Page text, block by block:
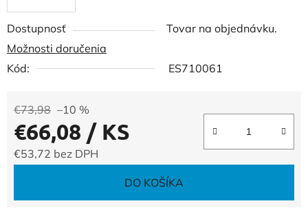
Dostupnosť
Tovar na objednávku.
Možnosti doručenia
Kód:
ES710061
€73,98 –10 %
€66,08 / KS
€53,72 bez DPH
DO KOŠÍKA